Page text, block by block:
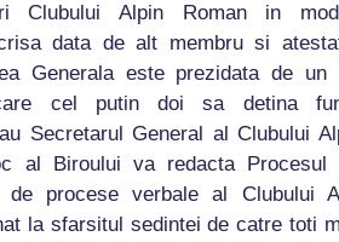
Clubului Alpin Roman in
data de alt membru si
Generala este prezidata de
cel putin doi sa detina
Secretarul General al Clubului
al Biroului va redacta
de procese verbale al Clubului
la sfarsitul sedintei de catre toti